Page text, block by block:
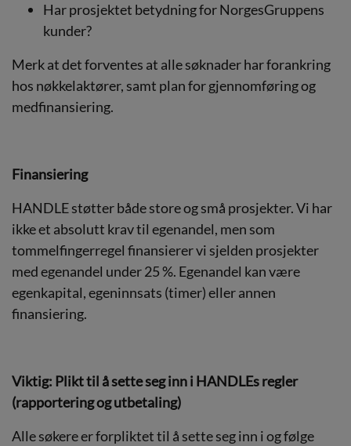
Har prosjektet betydning for NorgesGruppens
kunder?
Merk at det forventes at alle søknader har forankring
hos nøkkelaktører, samt plan for gjennomføring og
medfinansiering.
Finansiering
HANDLE støtter både store og små prosjekter. Vi har
ikke et absolutt krav til egenandel, men som
tommelfingerregel finansierer vi sjelden prosjekter
med egenandel under 25 %. Egenandel kan være
egenkapital, egeninnsats (timer) eller annen
finansiering.
Viktig: Plikt til å sette seg inn i HANDLEs regler
(rapportering og utbetaling)
Alle søkere er forpliktet til å sette seg inn i og følge